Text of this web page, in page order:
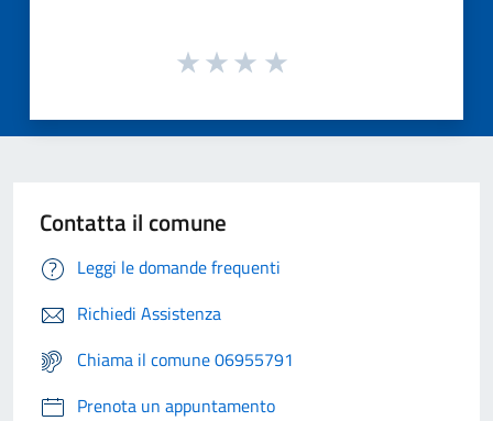
Contatta il comune
Leggi le domande frequenti
Richiedi Assistenza
Chiama il comune 06955791
Prenota un appuntamento